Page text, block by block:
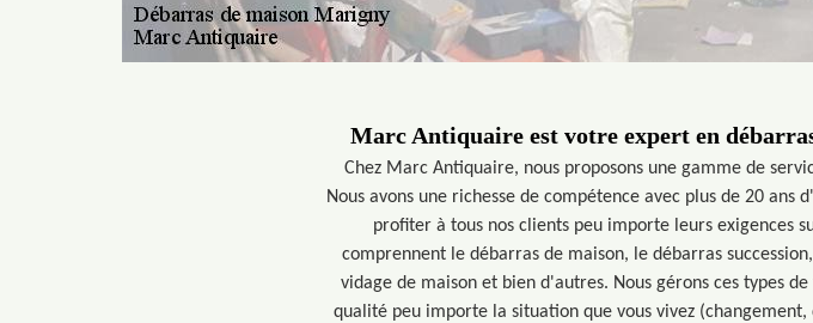
Marc Antiquaire est votre expert en
Chez Marc Antiquaire, nous proposons une gamme de
Nous avons une richesse de compétence avec plus de 20
profiter à tous nos clients peu importe leurs exigences
comprennent le débarras de maison, le débarras
vidage de maison et bien d'autres. Nous gérons ces types
qualité peu importe la situation que vous vivez